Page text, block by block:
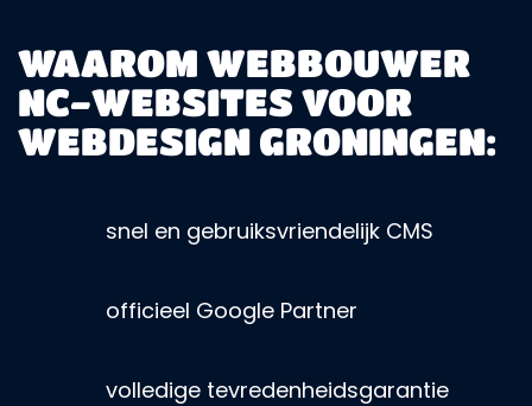
WAAROM WEBBOUWER
NC-WEBSITES VOOR
WEBDESIGN GRONINGEN:
snel en gebruiksvriendelijk CMS
officieel Google Partner
volledige tevredenheidsgarantie